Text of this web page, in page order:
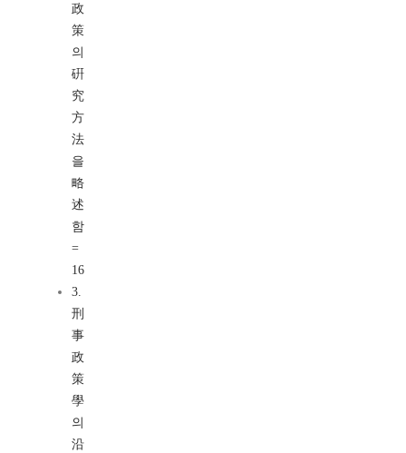
政
策
의
硏
究
方
法
을
略
述
함
=
16
3.
刑
事
政
策
學
의
沿